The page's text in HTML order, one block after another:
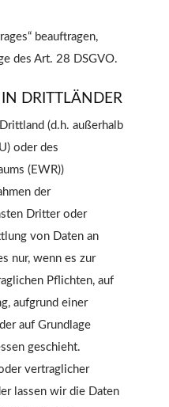
beauftragen,
des Art. 28 DSGVO.
DRITTLÄNDER
(d.h. außerhalb
oder des
(EWR))
der
Dritter oder
von Daten an
nur, wenn es zur
Pflichten, auf
aufgrund einer
auf Grundlage
geschieht.
vertraglicher
lassen wir die Daten